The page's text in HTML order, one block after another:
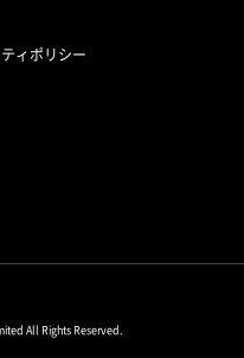
ィポリシー
All Rights Reserved.